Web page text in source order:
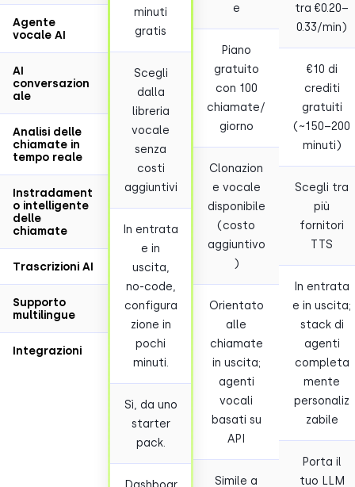
Agente
vocale AI
AI
conversazion
ale
Analisi delle
chiamate in
tempo reale
Instradament
o intelligente
delle
chiamate
Trascrizioni AI
Supporto
multilingue
Integrazioni
minuti
gratis
Scegli
dalla
libreria
vocale
senza
costi
aggiuntivi
In entrata
e in
uscita,
no-code,
configura
zione in
pochi
minuti.
Sì, da uno
starter
pack.
e
Piano
gratuito
con 100
chiamate/
giorno
Clonazion
e vocale
disponibile
(costo
aggiuntivo
)
Orientato
alle
chiamate
in uscita;
agenti
vocali
basati su
API
Simile a
tra €0.20–
0.33/min)
€10 di
crediti
gratuiti
(~150–200
minuti)
Scegli tra
più
fornitori
TTS
In entrata
e in uscita;
stack di
agenti
completa
mente
personaliz
zabile
Porta il
tuo LLM